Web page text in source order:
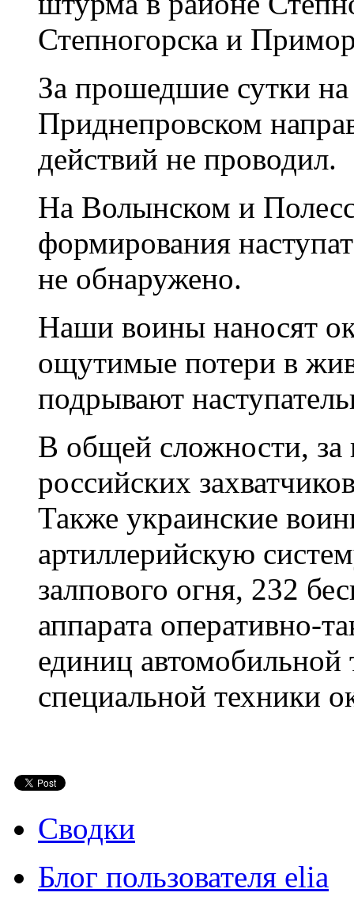
Степногорска и
За прошедшие сутки
Приднепровском
действий не проводил.
На Волынском и
формирования
не обнаружено.
Наши воины наносят
ощутимые потери в
подрывают
В общей сложности,
российских
Также украинские
артиллерийскую
залпового огня, 232
аппарата оперативно-
единиц
специальной техники
Сводки
Блог пользователя elia